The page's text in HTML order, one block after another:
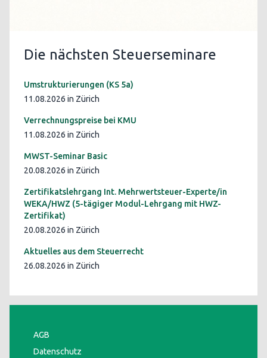
Die nächsten Steuerseminare
Umstrukturierungen (KS 5a)
11.08.2026 in Zürich
Verrechnungspreise bei KMU
11.08.2026 in Zürich
MWST-Seminar Basic
20.08.2026 in Zürich
Zertifikatslehrgang Int. Mehrwertsteuer-Experte/in
WEKA/HWZ (5-tägiger Modul-Lehrgang mit HWZ-
Zertifikat)
20.08.2026 in Zürich
Aktuelles aus dem Steuerrecht
26.08.2026 in Zürich
AGB
Datenschutz